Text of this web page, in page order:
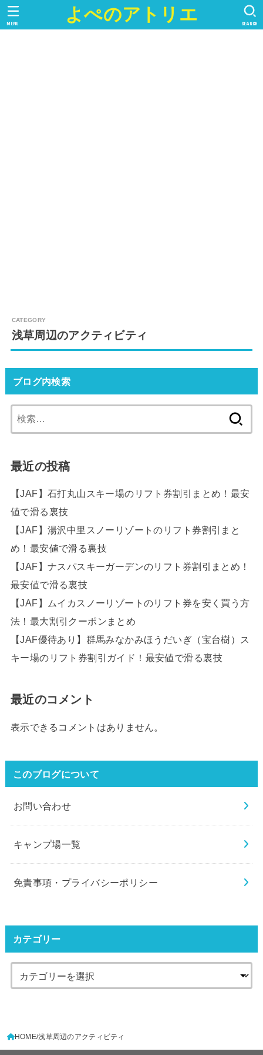
よぺのアトリエ SEARCH
MENU
浅草周辺のアクティビティ
ブログ内検索
索:
最近の投稿
【JAF】石打丸山スキー場のリフト券割引まとめ！最安
値で滑る裏技
【JAF】湯沢中里スノーリゾートのリフト券割引まと
め！最安値で滑る裏技
【JAF】ナスパスキーガーデンのリフト券割引まとめ！
最安値で滑る裏技
【JAF】ムイカスノーリゾートのリフト券を安く買う方
法！最大割引クーポンまとめ
【JAF優待あり】群馬みなかみほうだいぎ（宝台樹）ス
キー場のリフト券割引ガイド！最安値で滑る裏技
最近のコメント
表示できるコメントはありません。
このブログについて
お問い合わせ
キャンプ場一覧
免責事項・プライバシーポリシー
カテゴリー
HOME 浅草周辺のアクティビティ